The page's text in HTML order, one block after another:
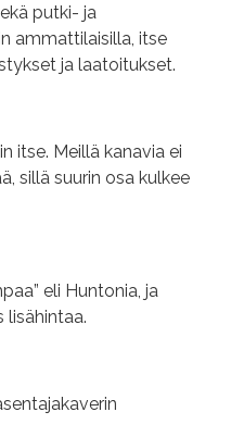
putki- ja
ammattilaisilla, itse
ja laatoitukset.
itse. Meillä kanavia ei
sillä suurin osa kulkee
eli Huntonia, ja